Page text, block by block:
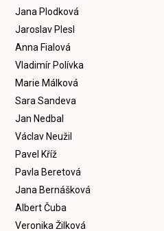
Jana Plodková
Jaroslav Plesl
Anna Fialová
Vladimír Polívka
Marie Málková
Sara Sandeva
Jan Nedbal
Václav Neužil
Pavel Kříž
Pavla Beretová
Jana Bernášková
Albert Čuba
Veronika Žilková